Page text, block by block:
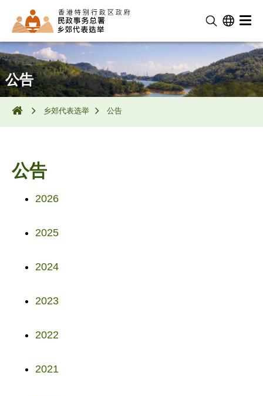
公告
乡郊代表选举 公告
公告
2026
2025
2024
2023
2022
2021